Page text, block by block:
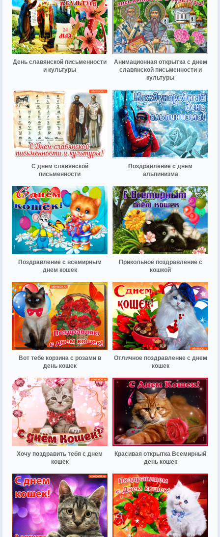
День славянской письменности
и культуры
Анимационная открытка с днем
славянской письменности и
культуры
С днём славянской
письменности
Поздравление с днём
альпинизма
Поздравление с всемирным
днем кошек
Прикольное поздравление с
кошкой
Вот тебе корзина с розами в
день кошек
Отличное поздравление с днем
кошек
Хочу поздравить тебя с днем
кошек
Красивая открытка Всемирный
день кошек